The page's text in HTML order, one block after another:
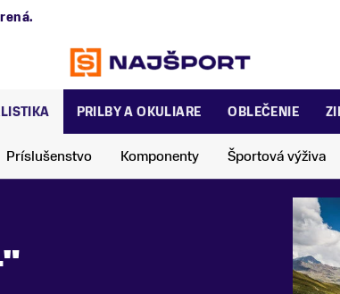
PRILBY A OKULIARE OBLEČENIE
Príslušenstvo Komponenty Športová výživa